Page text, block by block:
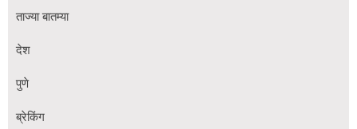
ताज्या बातम्या
देश
पुणे
ब्रेकिंग